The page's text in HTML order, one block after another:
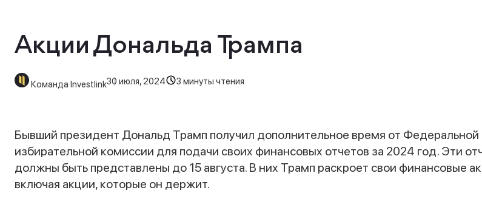
Акции Дональда Трампа
Команда Investlink30 июля, 2024 3 минуты чтения
Бывший президент Дональд Трамп получил дополнительное время от Федеральной
избирательной комиссии для подачи своих финансовых отчетов за 2024 год. Эти
должны быть представлены до 15 августа. В них Трамп раскроет свои финансовые
включая акции, которые он держит.